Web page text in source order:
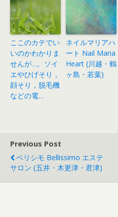
ここのカテでい
いのかわかりま
せんが…。ソイ
エやひげそり，
顔そり，脱毛機
などの電…
ネイルマリアハ
ート Nail Maria
Heart (川越・鶴
ヶ島・若葉)
Previous Post
ベリシモ Bellissimo エステ
サロン (五井・木更津・君津)